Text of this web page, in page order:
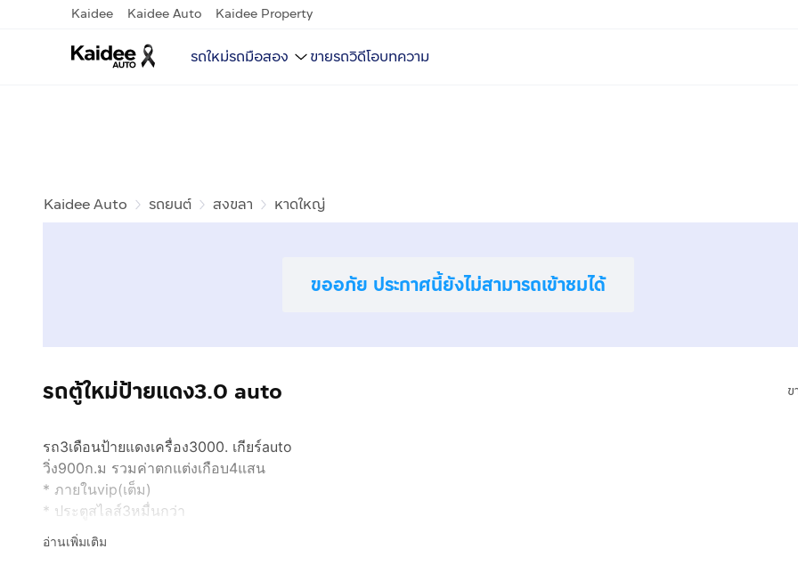
Kaidee Kaidee Auto Kaidee Property
รถใหม่รถมือสอง ขายรถวิดีโอบทความ
Kaidee Auto รถยนต์ สงขลา หาดใหญ่
ขออภัย ประกาศนี้ยังไม่สามารถเข้าชมได้
ข
รถตู้ใหม่ป้ายแดง3.0 auto
รถ3เดือนป้ายแดงเครื่อง3000. เกียร์auto
วิ่ง900ก.ม รวมค่าตกแต่งเกือบ4แสน
* ภายในvip(เต็ม)
* ประตูสไลส์3หมื่นกว่า
* ทีวี24" ระบบพับเปิดปิดไฟฟ้า
อ่านเพิ่มเติม